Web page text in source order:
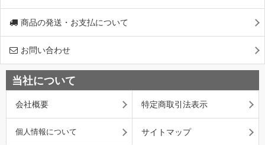
商品の発送・お支払について
お問い合わせ
当社について
会社概要 特定商取引法表示
個人情報について サイトマップ